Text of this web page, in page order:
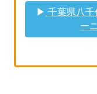
▶︎ 千葉県八
ー